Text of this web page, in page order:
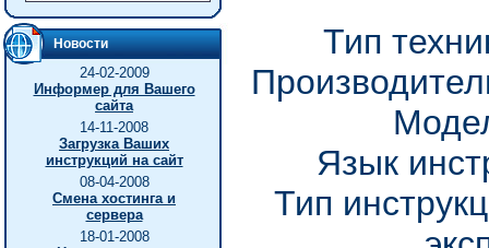
Новости
24-02-2009
Информер для Вашего
сайта
14-11-2008
Загрузка Ваших
инструкций на сайт
08-04-2008
Смена хостинга и
сервера
18-01-2008
Тип
Язык
Тип